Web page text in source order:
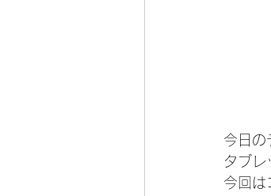
今日の
タブレ
今回は